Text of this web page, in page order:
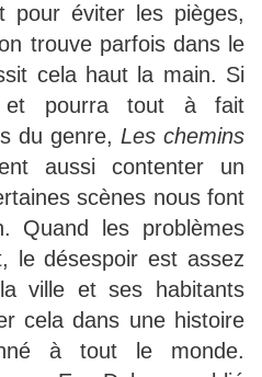
pour éviter les pièges,
trouve parfois dans le
cela haut la main. Si
et pourra tout à fait
du genre, Les chemins
aussi contenter un
scènes nous font
Quand les problèmes
le désespoir est assez
ville et ses habitants
cela dans une histoire
à tout le monde.